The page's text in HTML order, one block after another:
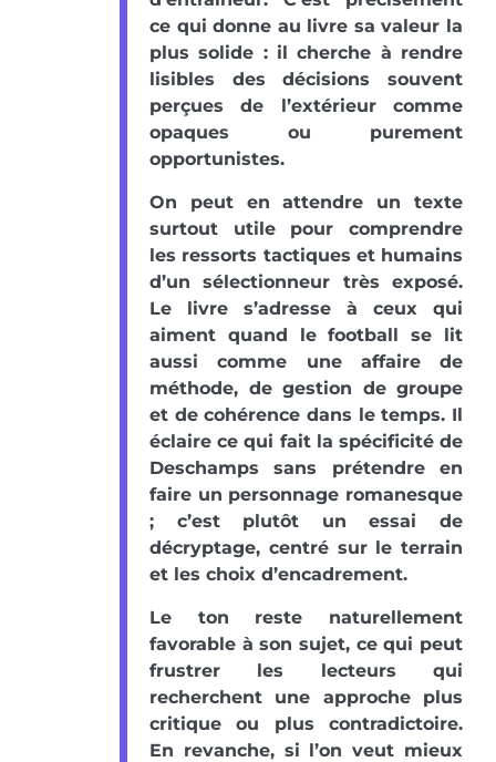
ce qui donne au livre sa valeur la
plus solide : il cherche à rendre
lisibles des décisions souvent
perçues de l’extérieur comme
opaques ou purement
opportunistes.
On peut en attendre un texte
surtout utile pour comprendre
les ressorts tactiques et humains
d’un sélectionneur très exposé.
Le livre s’adresse à ceux qui
aiment quand le football se lit
aussi comme une affaire de
méthode, de gestion de groupe
et de cohérence dans le temps. Il
éclaire ce qui fait la spécificité de
Deschamps sans prétendre en
faire un personnage romanesque
; c’est plutôt un essai de
décryptage, centré sur le terrain
et les choix d’encadrement.
Le ton reste naturellement
favorable à son sujet, ce qui peut
frustrer les lecteurs qui
recherchent une approche plus
critique ou plus contradictoire.
En revanche, si l’on veut mieux